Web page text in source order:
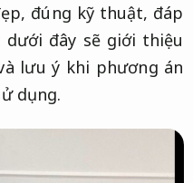
đúng kỹ thuật, đáp
đây sẽ giới thiệu
lưu ý khi phương án
dụng.